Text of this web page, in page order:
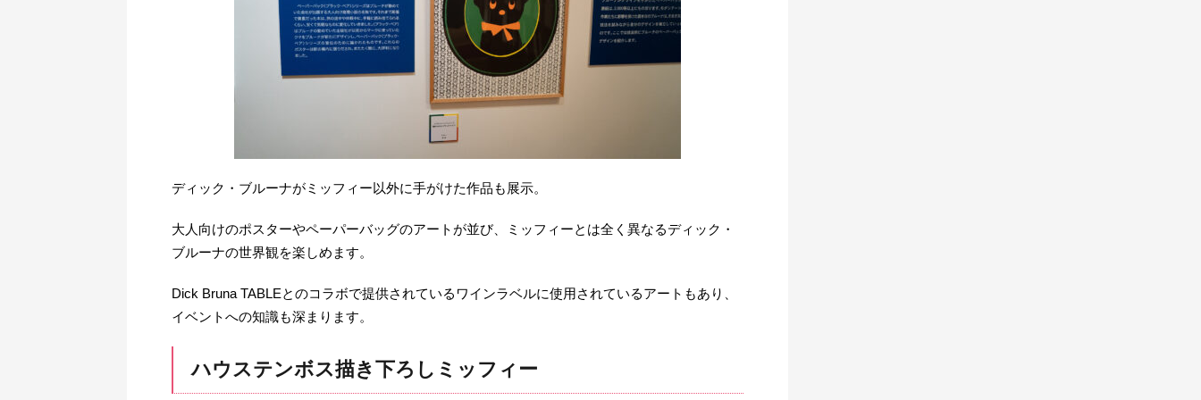
ディック・ブルーナがミッフィー以外に手がけた作品も展示。
大人向けのポスターやペーパーバッグのアートが並び、ミッフィーとは全く異なるディック・
ブルーナの世界観を楽しめます。
Dick Bruna TABLEとのコラボで提供されているワインラベルに使用されているアートもあり、
イベントへの知識も深まります。
ハウステンボス描き下ろしミッフィー